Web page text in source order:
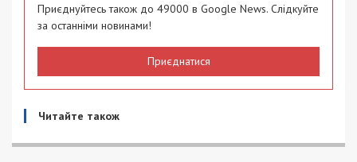
Приєднуйтесь також до 49000 в Google News. Слідкуйте
за останніми новинами!
Приєднатися
Читайте також